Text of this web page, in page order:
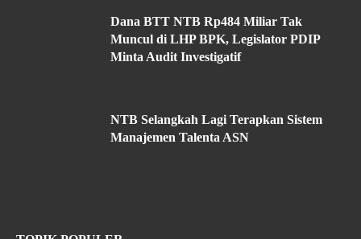
Dana BTT NTB Rp484 Miliar Tak
Muncul di LHP BPK, Legislator PDIP
Minta Audit Investigatif
NTB Selangkah Lagi Terapkan Sistem
Manajemen Talenta ASN